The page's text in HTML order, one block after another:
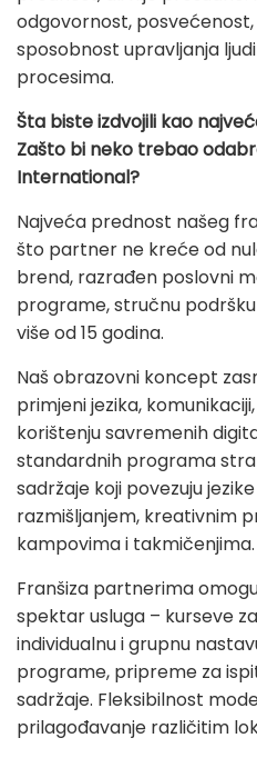
odgovornost,
sposobnost upravljanja
procesima.
Šta biste izdvojili kao
Zašto bi neko trebao
International?
Najveća prednost našeg
što partner ne kreće od
brend, razrađen poslovni
programe, stručnu
više od 15 godina.
Naš obrazovni koncept
primjeni jezika,
korištenju savremenih
standardnih programa
sadržaje koji povezuju
razmišljanjem, kreativnim
kampovima i takmičenjima.
Franšiza partnerima
spektar usluga – kurseve
individualnu i grupnu
programe, pripreme za
sadržaje. Fleksibilnost
prilagođavanje različitim